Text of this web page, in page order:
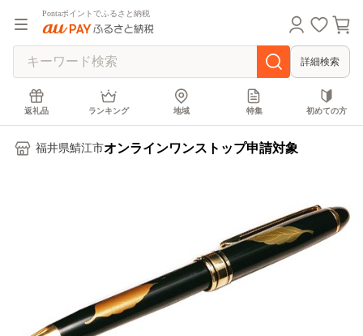
Pontaポイントでふるさと納税
詳細検索
返礼品 ランキング 地域 特集 初めての方
福井県鯖江市オンラインワンストップ申請対象